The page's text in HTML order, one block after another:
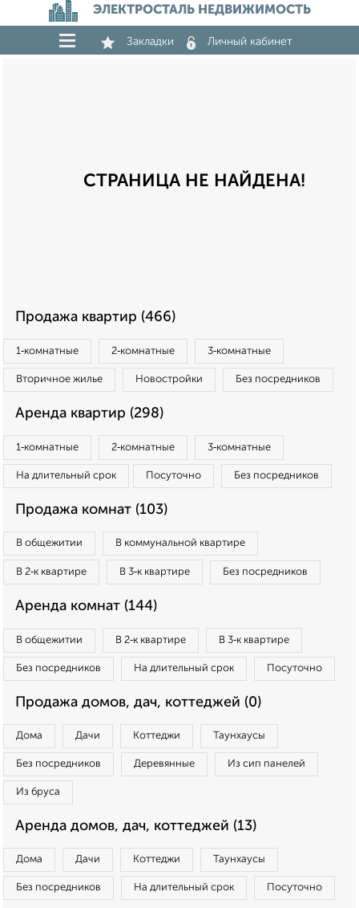
ЭЛЕКТРОСТАЛЬ НЕДВИЖИМОСТЬ
Закладки Личный кабинет
СТРАНИЦА НЕ НАЙДЕНА!
Продажа квартир (466)
1‑комнатные 2‑комнатные 3‑комнатные
Вторичное жилье Новостройки Без посредников
Аренда квартир (298)
1‑комнатные 2‑комнатные 3‑комнатные
На длительный срок Посуточно Без посредников
Продажа комнат (103)
В общежитии В коммунальной квартире
В 2‑к квартире В 3‑к квартире Без посредников
Аренда комнат (144)
В общежитии В 2‑к квартире В 3‑к квартире
Без посредников На длительный срок Посуточно
Продажа домов, дач, коттеджей (0)
Дома Дачи Коттеджи Таунхаусы
Без посредников Деревянные Из сип панелей
Из бруса
Аренда домов, дач, коттеджей (13)
Дома Дачи Коттеджи Таунхаусы
Без посредников На длительный срок Посуточно